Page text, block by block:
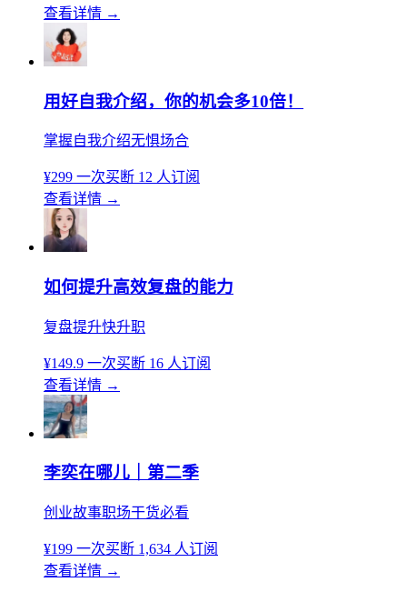
查看详情 →
用好自我介绍，你的机会多10倍！
掌握自我介绍无惧场合
¥299 一次买断 12 人订阅
查看详情 →
如何提升高效复盘的能力
复盘提升快升职
¥149.9 一次买断 16 人订阅
查看详情 →
李奕在哪儿｜第二季
创业故事职场干货必看
¥199 一次买断 1,634 人订阅
查看详情 →